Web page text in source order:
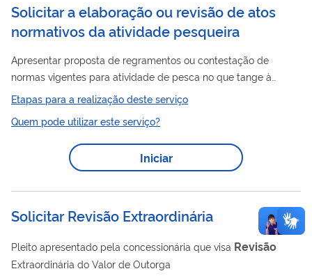
Solicitar a elaboração ou revisão de atos
normativos da atividade pesqueira
Apresentar proposta de regramentos ou contestação de
normas vigentes para atividade de pesca no que tange à
competência da Secretaria de Aquicultura e Pesca na gestão
do uso sustentável dos recursos pesqueiros, visando a
sustentabilidade econômica, social e ambiental da atividade,
podendo ser encaminhadas por entidades representativa de
classe (conselhos, associações, sindicatos, entre outros) ou
Etapas para a realização deste serviço
Quem pode utilizar este serviço?
Iniciar
Solicitar Revisão Extraordinária
Pleito apresentado pela concessionária que visa Revisão
Extraordinária do Valor de Outorga